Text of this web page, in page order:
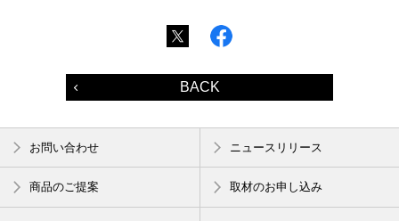
BACK
お問い合わせ ニュースリリース
商品のご提案 取材のお申し込み